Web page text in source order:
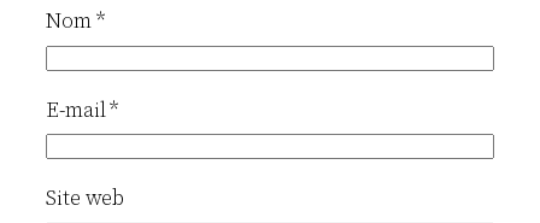
Nom*
E-mail*
Site web